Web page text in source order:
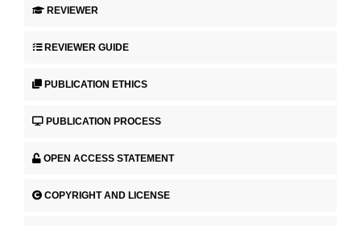
REVIEWER
REVIEWER GUIDE
PUBLICATION ETHICS
PUBLICATION PROCESS
OPEN ACCESS STATEMENT
COPYRIGHT AND LICENSE